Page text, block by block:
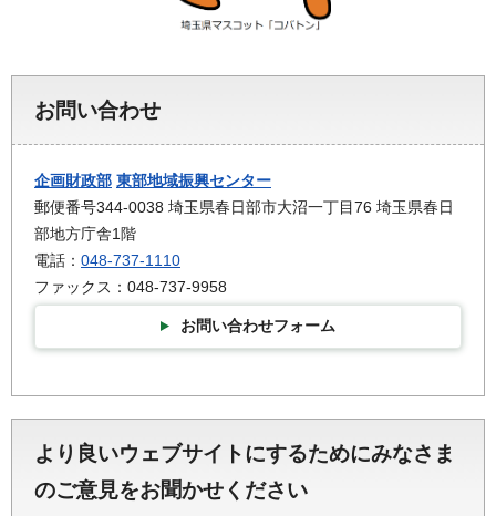
お問い合わせ
企画財政部 東部地域振興センター
郵便番号344-0038 埼玉県春日部市大沼一丁目76 埼玉県春日
部地方庁舎1階
電話： 048-737-1110
ファックス：048-737-9958
お問い合わせフォーム
より良いウェブサイトにするためにみなさま
のご意見をお聞かせください